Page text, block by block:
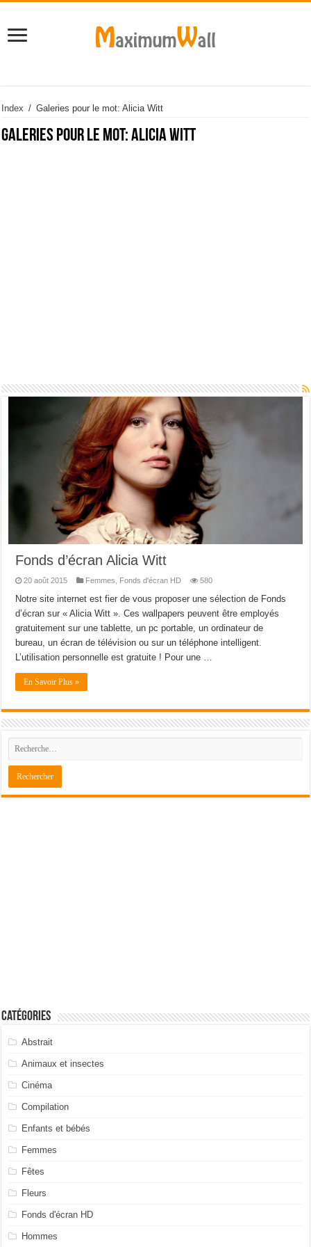
Index / Galeries pour le mot: Alicia Witt
Galeries pour le mot:Alicia Witt
Fonds d’écran Alicia Witt
20 août 2015 Femmes Fonds d'écran HD 580
Notre site internet est fier de vous proposer une sélection de Fonds
d’écran sur « Alicia Witt ». Ces wallpapers peuvent être employés
gratuitement sur une tablette, un pc portable, un ordinateur de
bureau, un écran de télévision ou sur un téléphone intelligent.
L’utilisation personnelle est gratuite ! Pour une …
En Savoir Plus »
Catégories
Abstrait
Animaux et insectes
Cinéma
Compilation
Enfants et bébés
Femmes
Fêtes
Fleurs
Fonds d'écran HD
Hommes